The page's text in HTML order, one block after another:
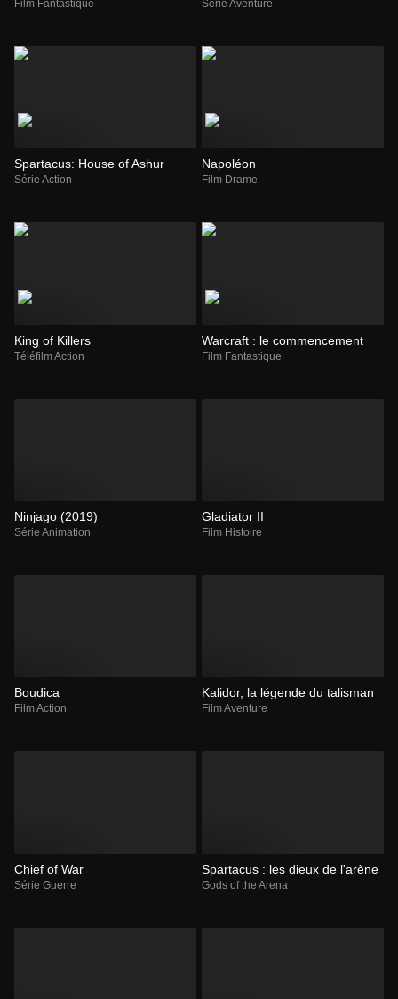
Film Fantastique Série Aventure
Spartacus: House of Ashur
Série Action
Napoléon
Film Drame
King of Killers
Téléfilm Action
Warcraft : le commencement
Film Fantastique
Ninjago (2019)
Série Animation
Gladiator II
Film Histoire
Boudica
Film Action
Kalidor, la légende du talisman
Film Aventure
Chief of War
Série Guerre
Spartacus : les dieux de l'arène
Gods of the Arena